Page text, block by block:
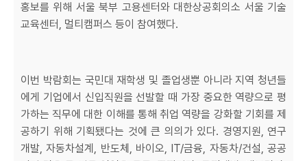
홍보를 위해 서울 북부 고용센터와 대한상공회의소 서울 기술
교육센터, 멀티캠퍼스 등이 참여했다.
이번 박람회는 국민대 재학생 및 졸업생뿐 아니라 지역 청년들
에게 기업에서 신입직원을 선발할 때 가장 중요한 역량으로 평
가하는 직무에 대한 이해를 통해 취업 역량을 강화할 기회를 제
공하기 위해 기획됐다는 것에 큰 의의가 있다. 경영지원, 연구
개발, 자동차설계, 반도체, 바이오, IT/금융, 자동차/건설, 공공